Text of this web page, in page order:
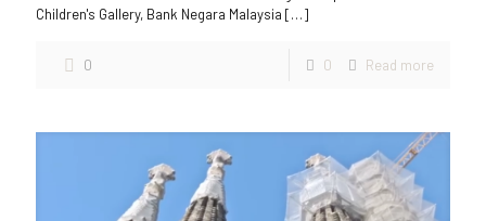
Children's Gallery, Bank Negara Malaysia […]
0 0 Read more